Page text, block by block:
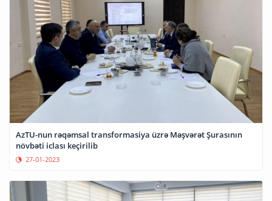
AzTU-nun rəqəmsal transformasiya üzrə Məşvərət Şurasının
növbəti iclası keçirilib
27-01-2023